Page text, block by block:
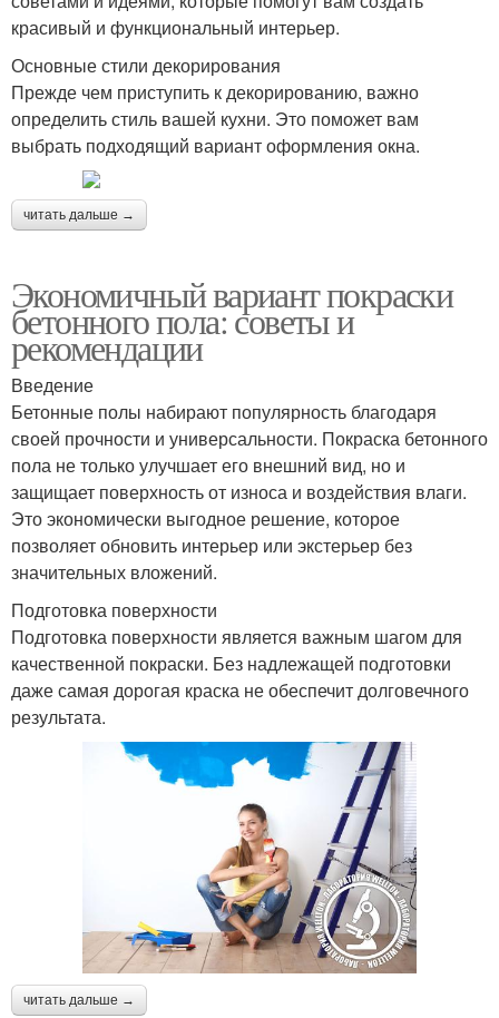
красивый и функциональный интерьер.
Основные стили декорирования
Прежде чем приступить к декорированию, важно
определить стиль вашей кухни. Это поможет вам
выбрать подходящий вариант оформления окна.
читать дальше →
Экономичный вариант покраски
бетонного пола: советы и
рекомендации
Введение
Бетонные полы набирают популярность благодаря
своей прочности и универсальности. Покраска бетонного
пола не только улучшает его внешний вид, но и
защищает поверхность от износа и воздействия влаги.
Это экономически выгодное решение, которое
позволяет обновить интерьер или экстерьер без
значительных вложений.
Подготовка поверхности
Подготовка поверхности является важным шагом для
качественной покраски. Без надлежащей подготовки
даже самая дорогая краска не обеспечит долговечного
результата.
читать дальше →